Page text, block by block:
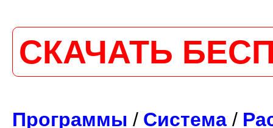
СКАЧАТЬ
Программы / Система /